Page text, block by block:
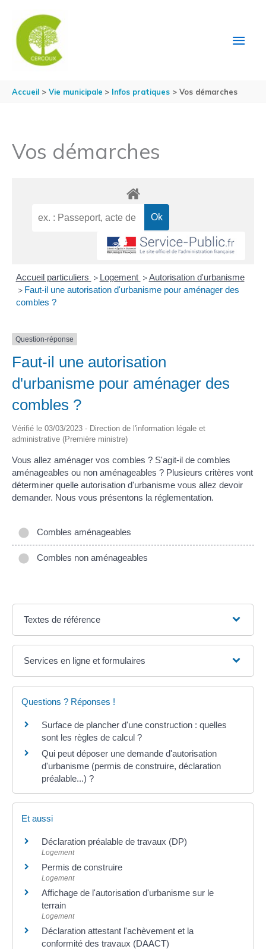
Accueil Vie municipale Infos pratiques Vos démarches
Vos démarches
Accueil particuliers > Logement > Autorisation d'urbanisme
> Faut-il une autorisation d'urbanisme pour aménager des
combles ?
Question-réponse
Faut-il une autorisation
d'urbanisme pour aménager des
combles ?
Vérifié le 03/03/2023 - Direction de l'information légale et
administrative (Première ministre)
Vous allez aménager vos combles ? S'agit-il de combles
aménageables ou non aménageables ? Plusieurs critères vont
déterminer quelle autorisation d'urbanisme vous allez devoir
demander. Nous vous présentons la réglementation.
Combles aménageables
Combles non aménageables
Textes de référence
Services en ligne et formulaires
Questions ? Réponses !
Surface de plancher d'une construction : quelles
sont les règles de calcul ?
Qui peut déposer une demande d'autorisation
d'urbanisme (permis de construire, déclaration
préalable...) ?
Et aussi
Déclaration préalable de travaux (DP)
Logement
Permis de construire
Logement
Affichage de l'autorisation d'urbanisme sur le
terrain
Logement
Déclaration attestant l'achèvement et la
conformité des travaux (DAACT)